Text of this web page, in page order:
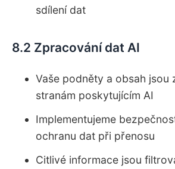
sdílení dat
8.2 Zpracování dat AI
Vaše podněty a obsah jsou
stranám poskytujícím AI
Implementujeme
ochranu dat při přenosu
Citlivé informace jsou